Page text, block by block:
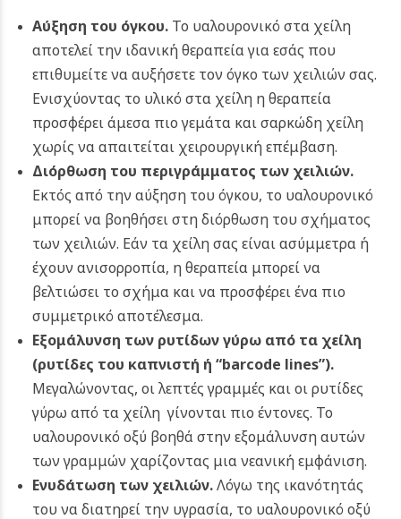
Αύξηση του όγκου. Το υαλουρονικό στα χείλη
αποτελεί την ιδανική θεραπεία για εσάς που
επιθυμείτε να αυξήσετε τον όγκο των χειλιών σας.
Ενισχύοντας το υλικό στα χείλη η θεραπεία
προσφέρει άμεσα πιο γεμάτα και σαρκώδη χείλη
χωρίς να απαιτείται χειρουργική επέμβαση.
Διόρθωση του περιγράμματος των χειλιών.
Εκτός από την αύξηση του όγκου, το υαλουρονικό
μπορεί να βοηθήσει στη διόρθωση του σχήματος
των χειλιών. Εάν τα χείλη σας είναι ασύμμετρα ή
έχουν ανισορροπία, η θεραπεία μπορεί να
βελτιώσει το σχήμα και να προσφέρει ένα πιο
συμμετρικό αποτέλεσμα.
Εξομάλυνση των ρυτίδων γύρω από τα χείλη
(ρυτίδες του καπνιστή ή “barcode lines”).
Μεγαλώνοντας, οι λεπτές γραμμές και οι ρυτίδες
γύρω από τα χείλη γίνονται πιο έντονες. Το
υαλουρονικό οξύ βοηθά στην εξομάλυνση αυτών
των γραμμών χαρίζοντας μια νεανική εμφάνιση.
Ενυδάτωση των χειλιών.Λόγω της ικανότητάς
του να διατηρεί την υγρασία, το υαλουρονικό οξύ